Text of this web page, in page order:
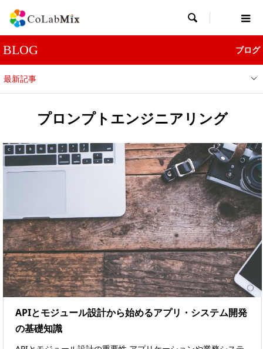

BLOG ブログ
最新記事
プロンプトエンジニアリング
APIとモジュール設計から始めるアプリ・システム開発
の基礎知識